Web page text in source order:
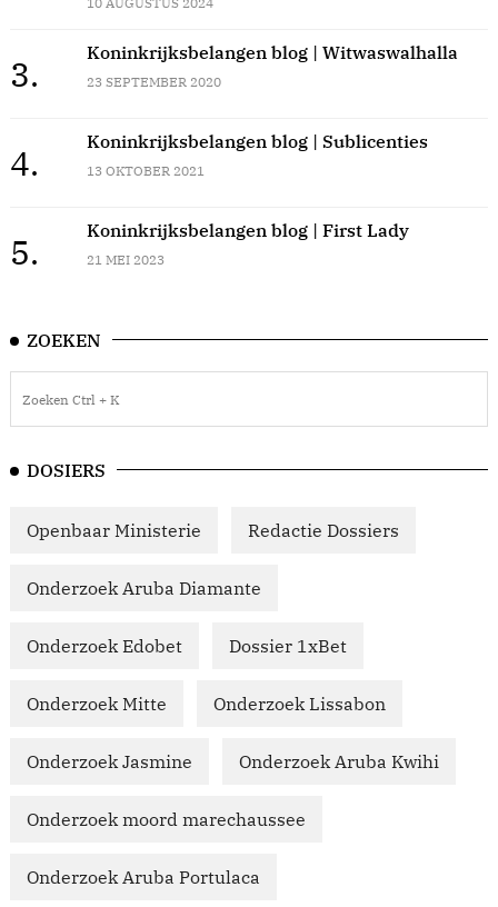
3.
Koninkrijksbelangen blog | Witwaswalhalla
23 SEPTEMBER 2020
4.
Koninkrijksbelangen blog | Sublicenties
13 OKTOBER 2021
5.
Koninkrijksbelangen blog | First Lady
21 MEI 2023
ZOEKEN
DOSIERS
Openbaar Ministerie Redactie Dossiers
Onderzoek Aruba Diamante
Onderzoek Edobet Dossier 1xBet
Onderzoek Mitte Onderzoek Lissabon
Onderzoek Jasmine Onderzoek Aruba Kwihi
Onderzoek moord marechaussee
Onderzoek Aruba Portulaca